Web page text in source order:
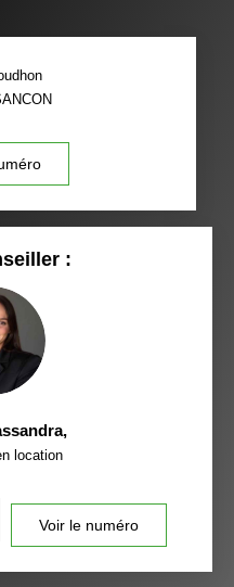
:
,
location
Voir le numéro